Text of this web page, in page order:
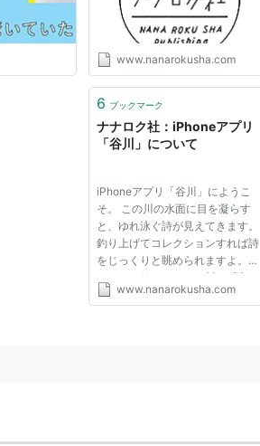
www.nanarokusha.com
6 ブックマーク
ナナロク社：iPhoneアプリ
「谷川」について
iPhoneアプリ「谷川」にようこ
そ。 この川の水面に目を凝らす
と、ゆれ泳ぐ詩が見えてきます。
釣り上げてコレクションすれば詩
をじっくりと眺められますよ。
すべてを釣ったとき、川の「主」
からの贈り物も・・・。 対応機
www.nanarokusha.com